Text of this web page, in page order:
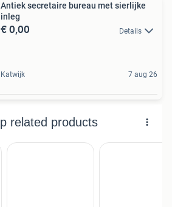
Antiek secretaire bureau met sierlijke
inleg
€ 0,00 Details
Katwijk 7 aug 26